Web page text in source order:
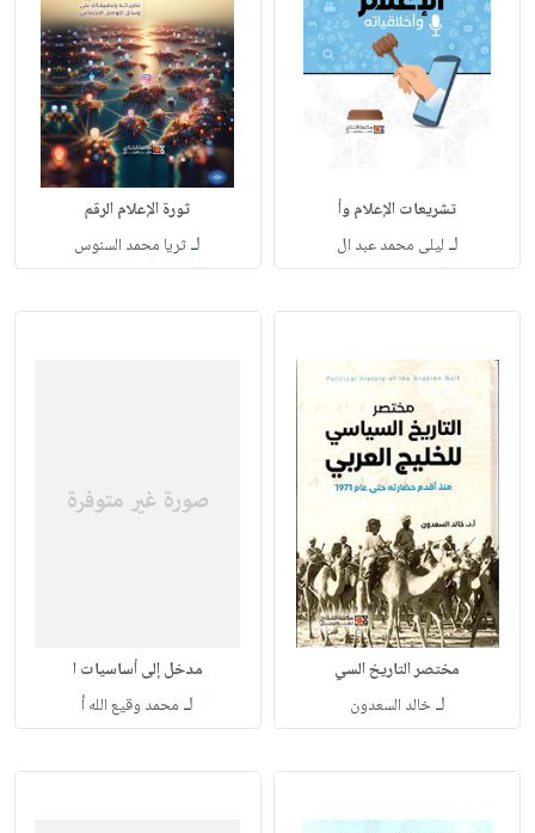
تشريعات الإعلام وأ
لـ ليلى محمد عبد ال
ثورة الإعلام الرقم
لـثريا محمد السنوس
مختصر التاريخ السي
لـخالد السعدون
مدخل إلى أساسيات ا
لـ محمد وقيع الله أ